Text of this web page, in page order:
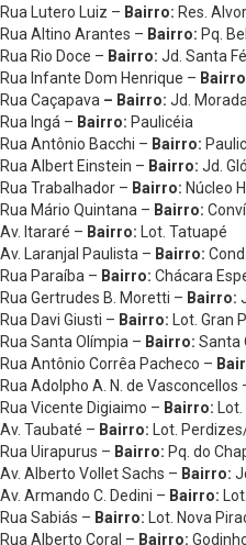
Rua Lutero Luiz – Bairro: Res.
Rua Altino Arantes – Bairro: Pq.
Rua Rio Doce – Bairro: Jd. Santa Fé
Rua Infante Dom Henrique –
Rua Caçapava – Bairro: Jd.
Rua Ingá – Bairro: Paulicéia
Rua Antônio Bacchi – Bairro:
Rua Albert Einstein – Bairro: Jd.
Rua Trabalhador – Bairro: Núcleo
Rua Mário Quintana – Bairro:
Av. Itararé – Bairro: Lot. Tatuapé
Av. Laranjal Paulista – Bairro:
Rua Paraíba – Bairro: Chácara
Rua Gertrudes B. Moretti – Bairro:
Rua Davi Giusti – Bairro: Lot. Gran
Rua Santa Olímpia – Bairro: Santa
Rua Antônio Corrêa Pacheco –
Rua Adolpho A. N. de Vasconcellos
Rua Vicente Digiaimo – Bairro:
Av. Taubaté – Bairro: Lot.
Rua Uirapurus – Bairro: Pq. do
Av. Alberto Vollet Sachs – Bairro:
Av. Armando C. Dedini – Bairro:
Rua Sabiás – Bairro: Lot. Nova
Rua Alberto Coral – Bairro: